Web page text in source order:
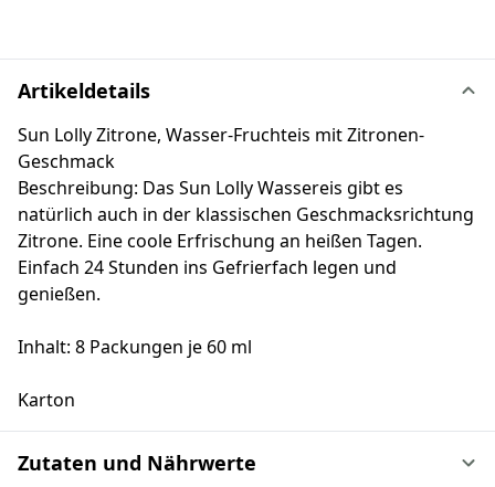
Artikeldetails
Sun Lolly Zitrone, Wasser-Fruchteis mit Zitronen-
Geschmack
Beschreibung: Das Sun Lolly Wassereis gibt es
natürlich auch in der klassischen Geschmacksrichtung
Zitrone. Eine coole Erfrischung an heißen Tagen.
Einfach 24 Stunden ins Gefrierfach legen und
genießen.
Inhalt: 8 Packungen je 60 ml
Karton
Zutaten und Nährwerte